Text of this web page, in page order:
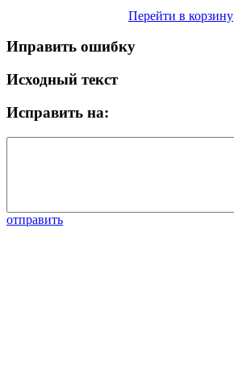
Перейти в корзину
Иправить ошибку
Исходный текст
Исправить на:
отправить